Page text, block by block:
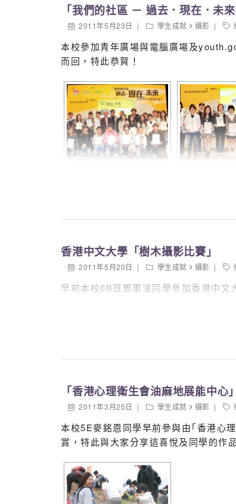
「我們的社區 － 過去．現在．未
2011年5月23日 學生成就 攝影
本校參加青年廣場與電腦廣場及
而回，特此恭賀！
香港中文大學「樹木攝影比賽」
2011年5月20日 學生成就 攝影
早前本校6B班鄧軍淦同學參加香港中文
「香港心理衛生會油麻地展能中心
2011年3月25日 學生成就 攝影
本校5E麥銘恩同學早前參與由｢香港心
賞，特此與大家分享這喜悅及同學的作